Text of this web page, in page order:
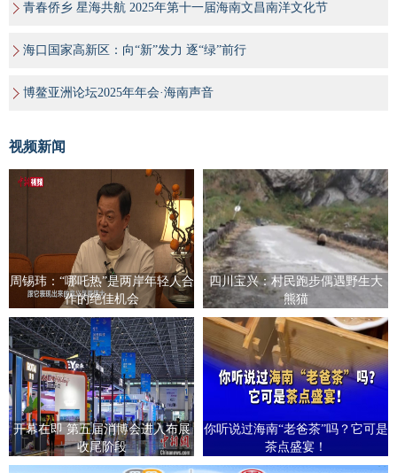
青春侨乡 星海共航 2025年第十一届海南文昌南洋文化节
海口国家高新区：向“新”发力 逐“绿”前行
博鳌亚洲论坛2025年年会·海南声音
视频新闻
周锡玮：“哪吒热”是两岸年轻人合
作的绝佳机会
四川宝兴：村民跑步偶遇野生大
熊猫
开幕在即 第五届消博会进入布展
收尾阶段
你听说过海南“老爸茶”吗？它可是
茶点盛宴！